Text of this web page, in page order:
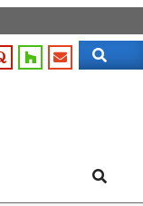
Search
Search